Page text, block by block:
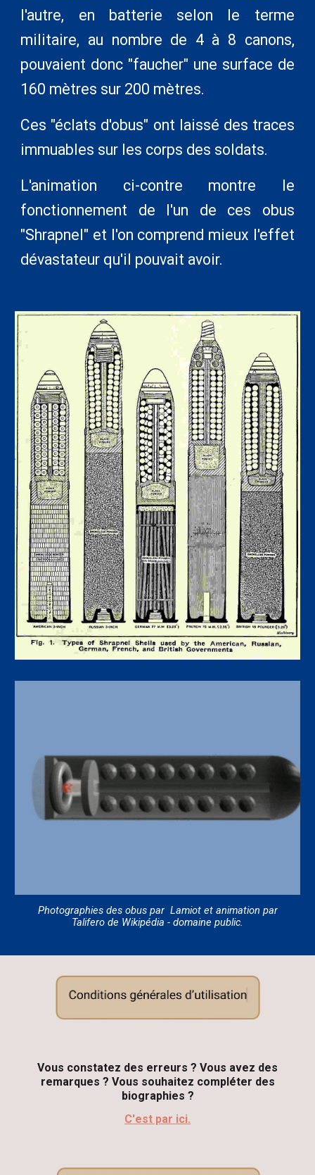
l'autre, en batterie selon le terme
militaire, au nombre de 4 à 8 canons,
pouvaient donc "faucher" une surface de
160 mètres sur 200 mètres.
Ces "éclats d'obus" ont laissé des traces
immuables sur les corps des soldats.
L'animation ci-contre montre le
fonctionnement de l'un de ces obus
"Shrapnel" et l'on comprend mieux l'effet
dévastateur qu'il pouvait avoir.
Photographies des obus par Lamiot et animation par
Talifero de Wikipédia - domaine public.
Vous constatez des erreurs ? Vous avez des
remarques ? Vous souhaitez compléter des
biographies ?
C'est par ici.